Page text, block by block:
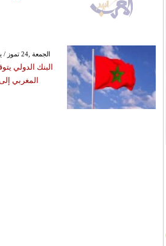
GMT 23:40 2026 الجمعة ,24 تموز / يوليو
البنك الدولي
المغربي إلى 4.2% في 2026